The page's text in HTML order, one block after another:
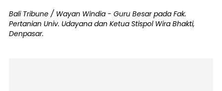
Bali Tribune / Wayan Windia - Guru Besar pada Fak.
Pertanian Univ. Udayana dan Ketua Stispol Wira Bhakti,
Denpasar.